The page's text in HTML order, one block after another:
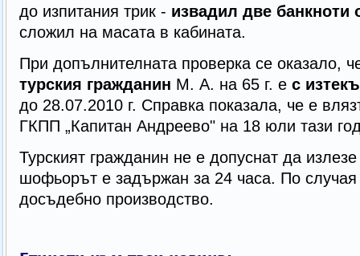
до изпитания трик - извадил две банкноти
сложил на масата в кабината.
При допълнителната проверка се оказало,
турския гражданин М. А. на 65 г. ес
до 28.07.2010 г. Справка показала, че е
ГКПП „Капитан Андреево" на 18 юли тази
Турският гражданин не е допуснат да
шофьорът е задържан за 24 часа. По случая
досъдебно производство.